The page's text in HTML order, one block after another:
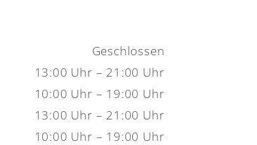
Geschlossen
13:00 Uhr – 21:00 Uhr
10:00 Uhr – 19:00 Uhr
13:00 Uhr – 21:00 Uhr
10:00 Uhr – 19:00 Uhr